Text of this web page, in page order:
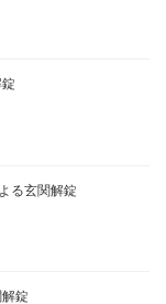
る玄関解錠
錠